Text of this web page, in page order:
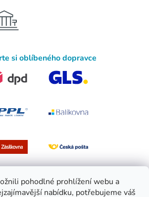
pohodlné prohlížení webu a
nabídku, potřebujeme váš
si oblíbeného dopravce